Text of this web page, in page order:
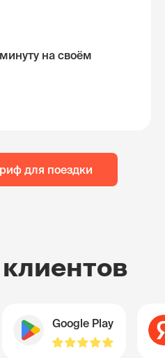
на своём
для поездки
Google Play